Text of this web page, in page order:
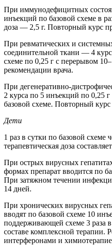
При иммунодефицитных
инъекций по базовой схеме в
доза — 2,5 г. Повторный курс
При ревматических и
соединительной ткани — 4
схеме по 0,25 г с перерывом
рекомендации врача.
При дегенеративно-
2 курса по 5 инъекций по 0,25
базовой схеме. Повторный
Дети
1 раз в сутки по базовой схеме
терапевтическая доза
При острых вирусных
формах препарат вводится по
При затяжном течении
14 дней.
При хронических вирусных
вводят по базовой схеме 10
поддерживающей схеме 3 раза
составе комплексной терапии.
интерферонами и